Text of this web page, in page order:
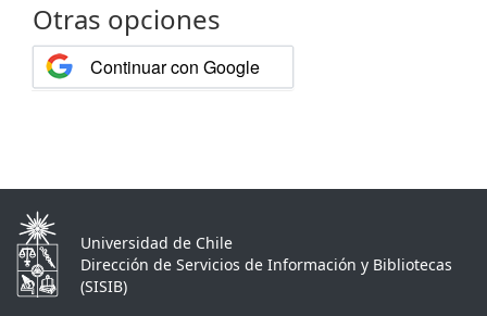
Otras opciones
Continuar con Google
Universidad de Chile
Dirección de Servicios de Información y Bibliotecas
(SISIB)